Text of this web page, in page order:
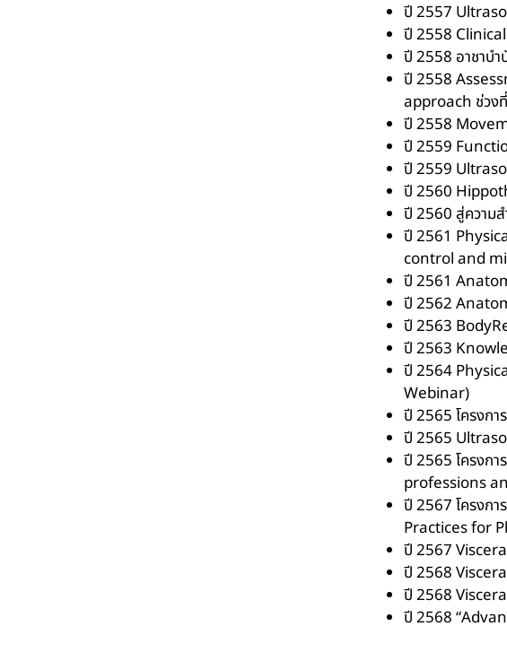
ปี 2557
ปี 2558
ปี 2558 อาชาบ
ปี 2558
approach ช่วง
ปี 2558
ปี 2559
ปี 2559
ปี 2560
ปี 2560 สู่ความ
ปี 2561
control and
ปี 2561
ปี 2562
ปี 2563
ปี 2563
ปี 2564
Webinar)
ปี 2565 โครงก
ปี 2565
ปี 2565 โครงก
professions
ปี 2567 โครงก
Practices for
ปี 2567
ปี 2568
ปี 2568
ปี 2568